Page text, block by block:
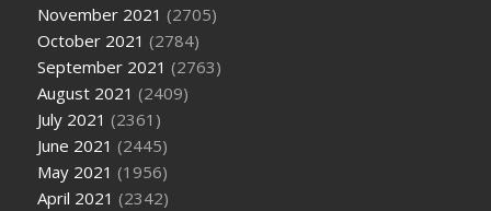
November 2021 (2705)
October 2021 (2784)
September 2021 (2763)
August 2021 (2409)
July 2021 (2361)
June 2021 (2445)
May 2021 (1956)
April 2021 (2342)